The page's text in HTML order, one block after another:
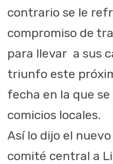
contrario se le
compromiso de
para llevar a sus
triunfo este
fecha en la que
comicios locales.
Así lo dijo el
comité central a